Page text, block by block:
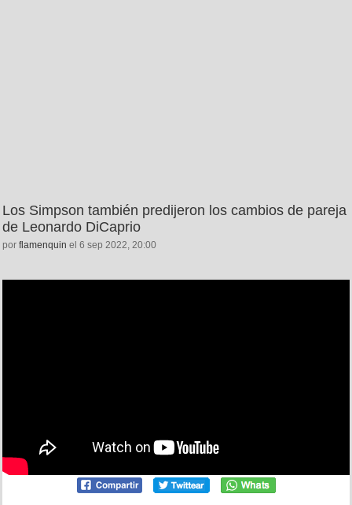
Los Simpson también predijeron los cambios de pareja
de Leonardo DiCaprio
por flamenquin el 6 sep 2022, 20:00